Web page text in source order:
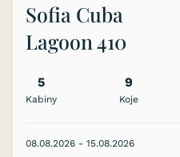
Sofia Cuba
Lagoon 410
5
Kabiny
9
Koje
08.08.2026 - 15.08.2026